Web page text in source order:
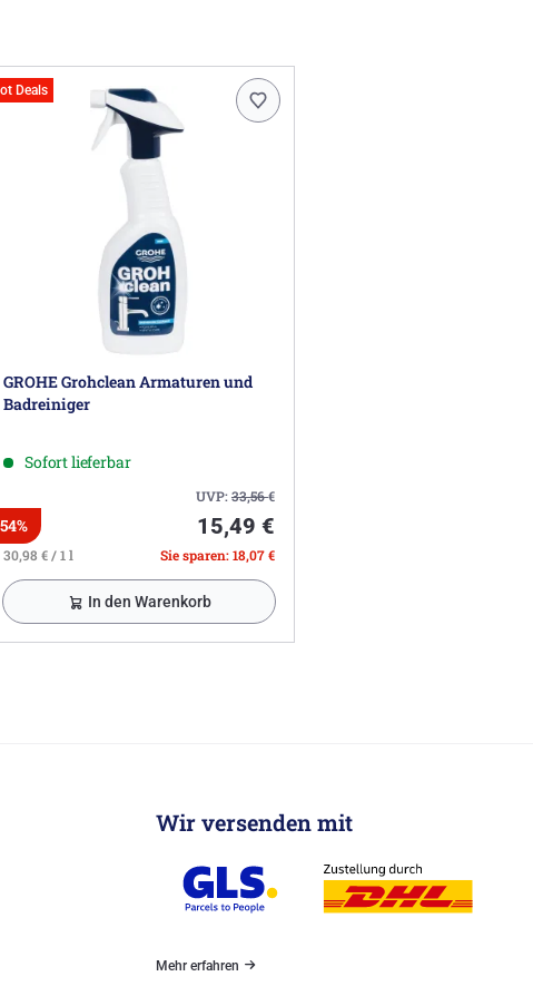
Deals
GROHE Grohclean Armaturen und
Badreiniger
Sofort lieferbar
UVP:33,56€
15,49 €
30,98 € / 1 l Sie sparen: 18,07 €
In den Warenkorb
Wir versenden mit
Mehr erfahren